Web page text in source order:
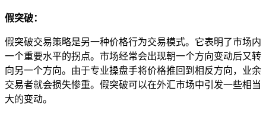
假突破：
假突破交易策略是另一种价格行为交易模式。它表明了市场内
一个重要水平的拐点。市场经常会出现朝一个方向变动后又转
向另一个方向。由于专业操盘手将价格推回到相反方向，业余
交易者就会损失惨重。假突破可以在外汇市场中引发一些相当
大的变动。